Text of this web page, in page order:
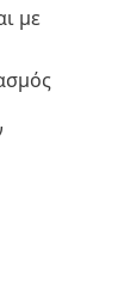
με